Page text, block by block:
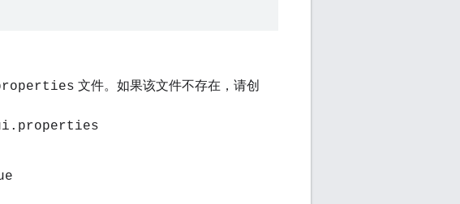
文件。如果该文件不存在，请创